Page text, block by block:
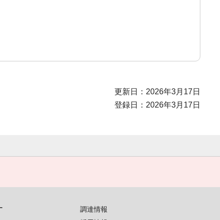
更新日：2026年3月17日
登録日：2026年3月17日
調達情報